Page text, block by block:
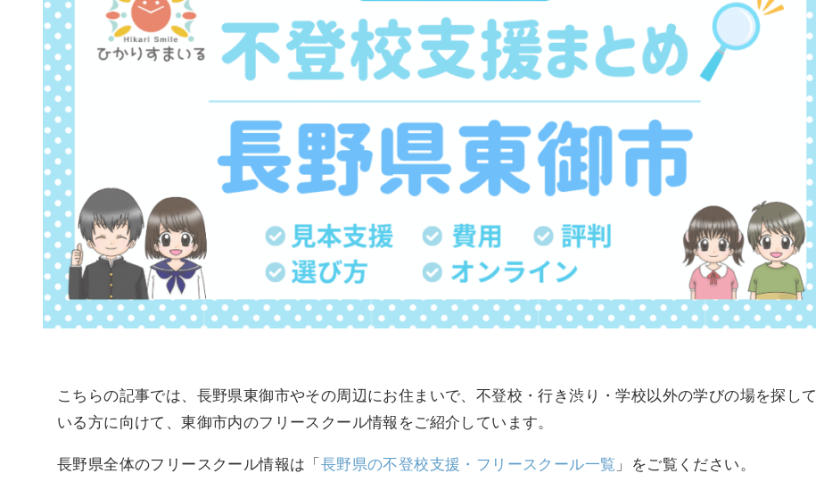
こちらの記事では、長野県東御市やその周辺にお住まいで、不登校・行き渋り・学校以外の学びの場を探して
いる方に向けて、東御市内のフリースクール情報をご紹介しています。
長野県全体のフリースクール情報は「長野県の不登校支援・フリースクール一覧 」をご覧ください。